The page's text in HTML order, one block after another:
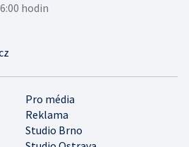
Pro média
Reklama
Studio Brno
hodin